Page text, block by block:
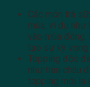
Các món trà
mùa, ví dụ
vào mùa
tạo sự kỳ vọng
Topping độc
như trân châu
topping mới lạ